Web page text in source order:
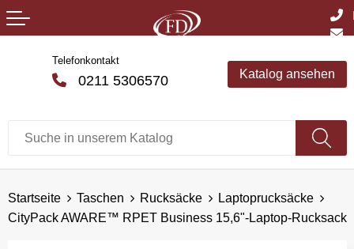
Telefonkontakt
0211 5306570 Katalog ansehen
Startseite Taschen Rucksäcke
Laptoprucksäcke
CityPack AWARE™ RPET Business 15,6"-Laptop-Rucksack